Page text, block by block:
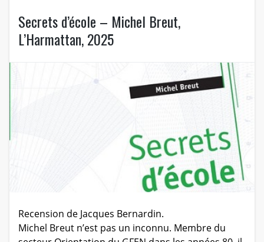
Secrets d’école – Michel Breut,
L’Harmattan, 2025
Recension de Jacques Bernardin.
Michel Breut n’est pas un inconnu. Membre du